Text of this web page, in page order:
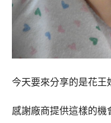
今天要來分享的是花王
感謝廠商提供這樣的機